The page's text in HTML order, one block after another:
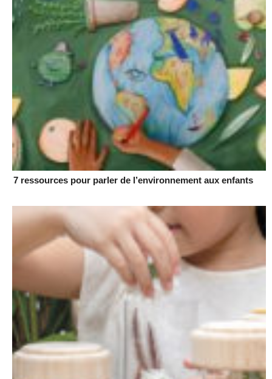
7 ressources pour parler de l’environnement aux enfants